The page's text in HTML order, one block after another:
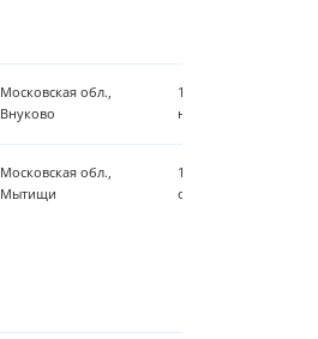
Московская обл.,
Внуково
13 м³/сут - аэрация,
насосная станция
Московская обл.,
Мытищи
12 м³/ч – аэрация,
обеззараживание